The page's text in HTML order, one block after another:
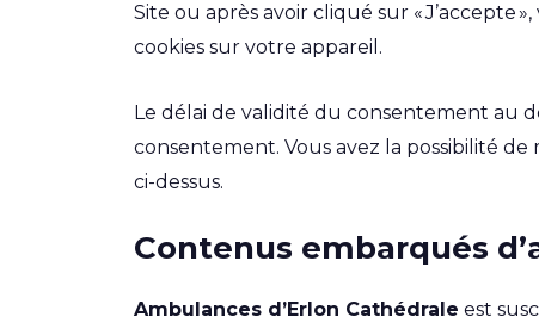
Site ou après avoir cliqué sur « J’accepte
cookies sur votre appareil.
Le délai de validité du consentement au
consentement. Vous avez la possibilité
ci-dessus.
Contenus embarqués
Ambulances d’Erlon Cathédrale est